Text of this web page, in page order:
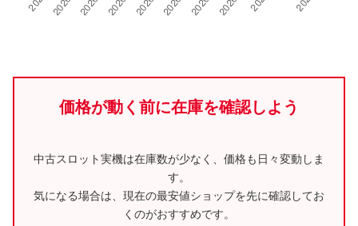
価格が動く前に在庫を確認しよう
中古スロット実機は在庫数が少なく、価格も日々変動しま
す。
気になる場合は、現在の最安値ショップを先に確認してお
くのがおすすめです。